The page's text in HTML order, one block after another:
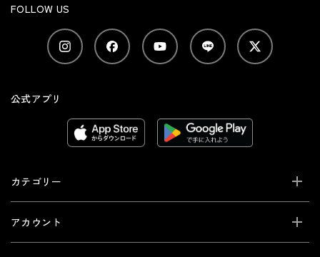
FOLLOW US
公式アプリ
カテゴリー
アカウント